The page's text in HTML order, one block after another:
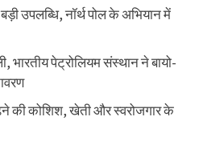
उपलब्धि, नॉर्थ पोल के अभियान में
पेट्रोलियम संस्थान ने बायो-
की कोशिश, खेती और स्वरोजगार के